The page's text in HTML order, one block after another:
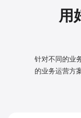
用
针对不同的业
的业务运营方